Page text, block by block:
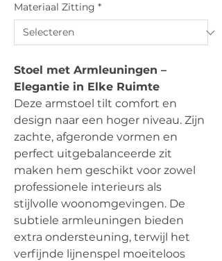
Materiaal Zitting *
Stoel met Armleuningen –
Elegantie in Elke Ruimte
Deze armstoel tilt comfort en
design naar een hoger niveau. Zijn
zachte, afgeronde vormen en
perfect uitgebalanceerde zit
maken hem geschikt voor zowel
professionele interieurs als
stijlvolle woonomgevingen. De
subtiele armleuningen bieden
extra ondersteuning, terwijl het
verfijnde lijnenspel moeiteloos